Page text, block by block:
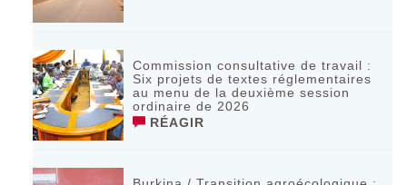
Commission consultative de travail :
Six projets de textes réglementaires
au menu de la deuxième session
ordinaire de 2026
RÉAGIR